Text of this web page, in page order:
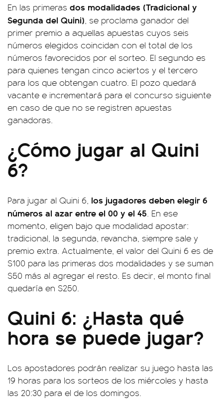
En las primeras dos modalidades (Tradicional y
Segunda del Quini), se proclama ganador del
primer premio a aquellas apuestas cuyos seis
números elegidos coincidan con el total de los
números favorecidos por el sorteo. El segundo es
para quienes tengan cinco aciertos y el tercero
para los que obtengan cuatro. El pozo quedará
vacante e incrementará para el concurso siguiente
en caso de que no se registren apuestas
ganadoras.
¿Cómo jugar al Quini
6?
Para jugar al Quini 6, los jugadores deben elegir 6
números al azar entre el 00 y el 45. En ese
momento, eligen bajo que modalidad apostar:
tradicional, la segunda, revancha, siempre sale y
premio extra. Actualmente, el valor del Quini 6 es de
$100 para las primeras dos modalidades y se suman
$50 más al agregar el resto. Es decir, el monto final
quedaría en $250.
Quini 6: ¿Hasta qué
hora se puede jugar?
Los apostadores podrán realizar su juego hasta las
19 horas para los sorteos de los miércoles y hasta
las 20:30 para el de los domingos.